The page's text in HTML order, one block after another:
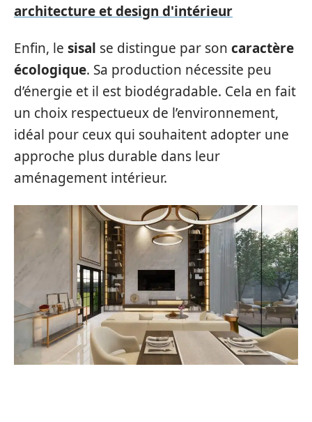
architecture et design d'intérieur
Enfin, le sisal se distingue par son caractère
écologique. Sa production nécessite peu
d’énergie et il est biodégradable. Cela en fait
un choix respectueux de l’environnement,
idéal pour ceux qui souhaitent adopter une
approche plus durable dans leur
aménagement intérieur.